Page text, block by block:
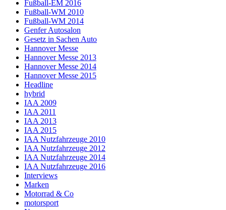
Fußball-EM 2016
Fußball-WM 2010
Fußball-WM 2014
Genfer Autosalon
Gesetz in Sachen Auto
Hannover Messe
Hannover Messe 2013
Hannover Messe 2014
Hannover Messe 2015
Headline
hybrid
IAA 2009
IAA 2011
IAA 2013
IAA 2015
IAA Nutzfahrzeuge 2010
IAA Nutzfahrzeuge 2012
IAA Nutzfahrzeuge 2014
IAA Nutzfahrzeuge 2016
Interviews
Marken
Motorrad & Co
motorsport